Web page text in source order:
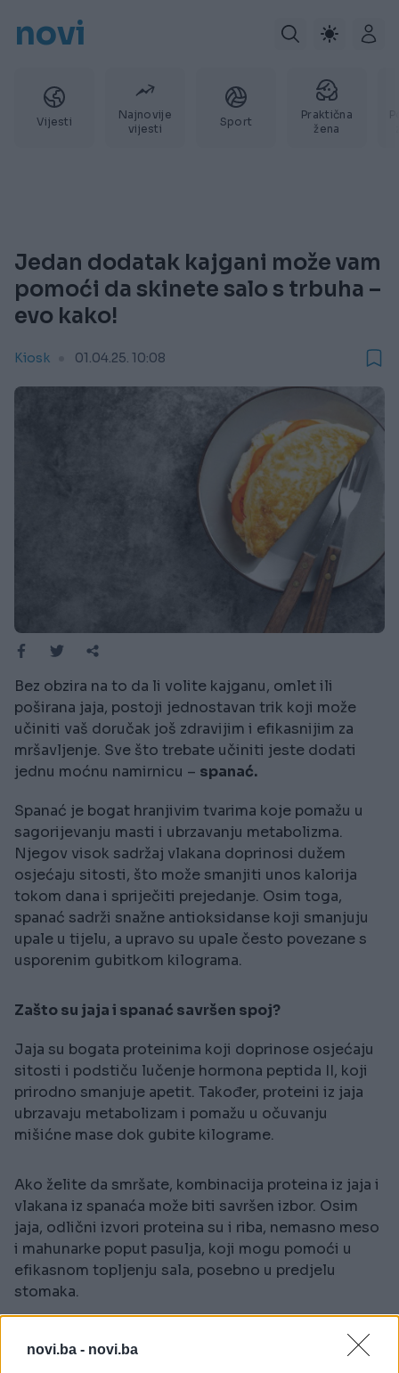
novi.ba - novi.ba
novi
Vijesti
Najnovije
vijesti
Sport
Praktična
žena
Jedan dodatak kajgani može vam
pomoći da skinete salo s trbuha –
evo kako!
Kiosk 01.04.25. 10:08
Bez obzira na to da li volite kajganu, omlet ili
poširana jaja, postoji jednostavan trik koji može
učiniti vaš doručak još zdravijim i efikasnijim za
mršavljenje. Sve što trebate učiniti jeste dodati
jednu moćnu namirnicu – spanać.
Spanać je bogat hranjivim tvarima koje pomažu u
sagorijevanju masti i ubrzavanju metabolizma.
Njegov visok sadržaj vlakana doprinosi dužem
osjećaju sitosti, što može smanjiti unos kalorija
tokom dana i spriječiti prejedanje. Osim toga,
spanać sadrži snažne antioksidanse koji smanjuju
upale u tijelu, a upravo su upale često povezane s
usporenim gubitkom kilograma.
Zašto su jaja i spanać savršen spoj?
Jaja su bogata proteinima koji doprinose osjećaju
sitosti i podstiču lučenje hormona peptida II, koji
prirodno smanjuje apetit. Također, proteini iz jaja
ubrzavaju metabolizam i pomažu u očuvanju
mišićne mase dok gubite kilograme.
Ako želite da smršate, kombinacija proteina iz jaja i
vlakana iz spanaća može biti savršen izbor. Osim
jaja, odlični izvori proteina su i riba, nemasno meso
i mahunarke poput pasulja, koji mogu pomoći u
efikasnom topljenju sala, posebno u predjelu
stomaka.
Spanać – saveznik u borbi protiv masnih naslaga